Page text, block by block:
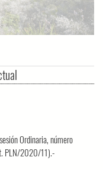
Ordinaria, número
PLN/2020/11).-